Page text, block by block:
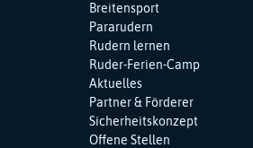
Breitensport
Pararudern
Rudern lernen
Ruder-Ferien-Camp
Aktuelles
Partner & Förderer
Sicherheitskonzept
Offene Stellen